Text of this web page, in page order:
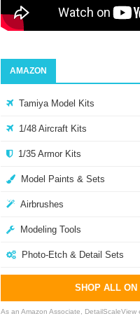
AMAZON
Tamiya Model Kits
1/48 Aircraft Kits
1/35 Armor Kits
Model Paints & Sets
Airbrushes
Modeling Tools
Photo-Etch & Detail Sets
SHOP ALL ON
As an Amazon Associate, DetailScaleView